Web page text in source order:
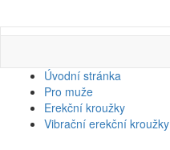
Úvodní stránka
Pro muže
Erekční kroužky
Vibrační erekční kroužky